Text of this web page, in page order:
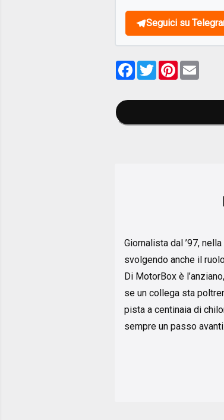
Seguici su
Facebook
TwitterPinterest
Giornalista dal ’97,
svolgendo anche il
Di MotorBox è
se un collega sta
pista a centinaia di
sempre un passo